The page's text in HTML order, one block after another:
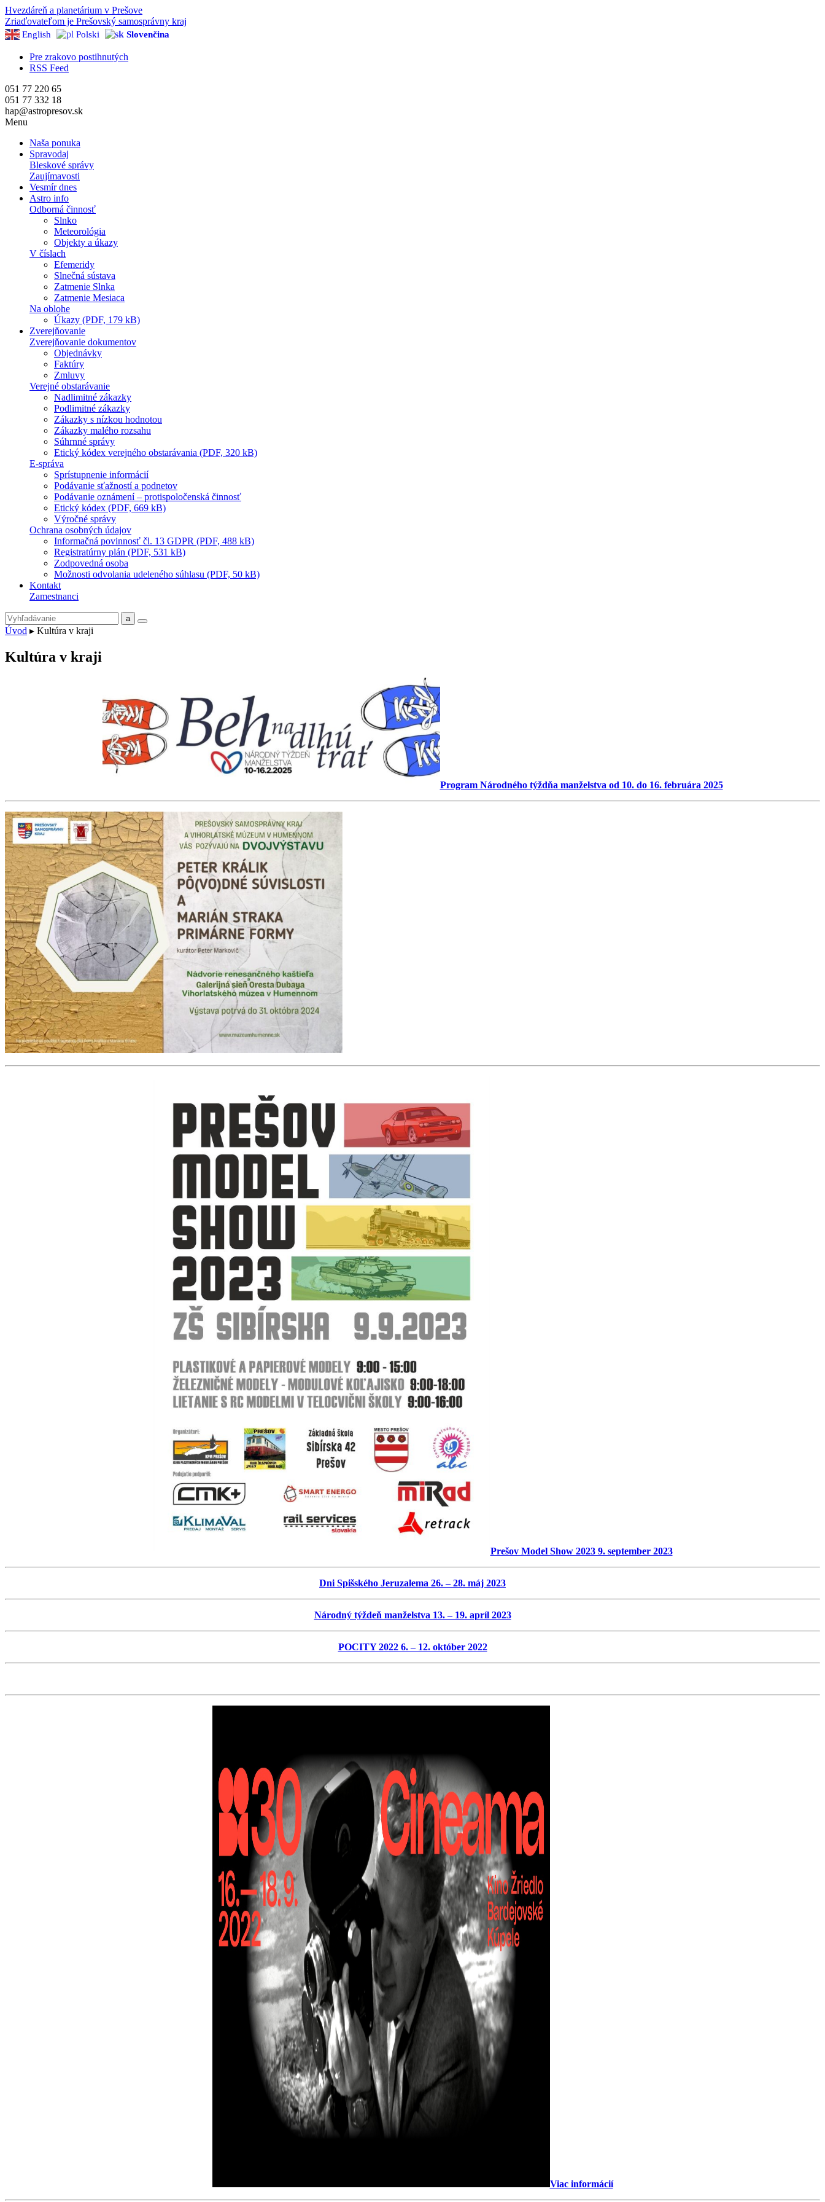
Hvezdáreň a planetárium v Prešove
Zriaďovateľom je Prešovský samosprávny kraj
English Polski Slovenčina
Pre zrakovo postihnutých
RSS Feed
051 77 220 65
051 77 332 18
hap@astropresov.sk
Menu
Naša ponuka
Spravodaj
Bleskové správy
Zaujímavosti
Vesmír dnes
Astro info
Odborná činnosť
Slnko
Meteorológia
Objekty a úkazy
V číslach
Efemeridy
Slnečná sústava
Zatmenie Slnka
Zatmenie Mesiaca
Na oblohe
Úkazy (PDF, 179 kB)
Zverejňovanie
Zverejňovanie dokumentov
Objednávky
Faktúry
Zmluvy
Verejné obstarávanie
Nadlimitné zákazky
Podlimitné zákazky
Zákazky s nízkou hodnotou
Zákazky malého rozsahu
Súhrnné správy
Etický kódex verejného obstarávania (PDF, 320 kB)
E-správa
Sprístupnenie informácií
Podávanie sťažností a podnetov
Podávanie oznámení – protispoločenská činnosť
Etický kódex (PDF, 669 kB)
Výročné správy
Ochrana osobných údajov
Informačná povinnosť čl. 13 GDPR (PDF, 488 kB)
Registratúrny plán (PDF, 531 kB)
Zodpovedná osoba
Možnosti odvolania udeleného súhlasu (PDF, 50 kB)
Kontakt
Zamestnanci
Úvod ▸ Kultúra v kraji
Kultúra v kraji
Program Národného týždňa manželstva od 10. do 16. februára 2025
Prešov Model Show 2023 9. september 2023
Dni Spišského Jeruzalema 26. – 28. máj 2023
Národný týždeň manželstva 13. – 19. apríl 2023
POCITY 2022 6. – 12. október 2022
Viac informácií